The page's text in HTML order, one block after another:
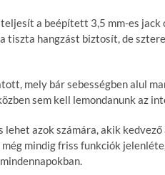
a beépített 3,5 mm-es
tiszta hangzást biztosít, de
mely bár sebességben alul
sem kell lemondanunk az
azok számára, akik
mindig friss funkciók